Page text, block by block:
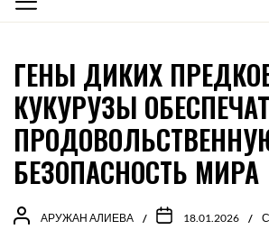
ГЕНЫ ДИКИХ
КУКУРУЗЫ ОБЕСПЕЧАТ
БЕЗОПАСНОСТЬ МИРА
АРУЖАН АЛИЕВА 18.01.2026